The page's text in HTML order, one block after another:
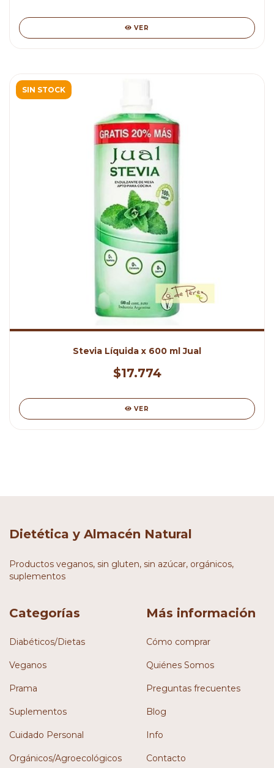
VER
SIN STOCK
Stevia Líquida x 600 ml Jual
$17.774
VER
Dietética y Almacén Natural
Productos veganos, sin gluten, sin azúcar, orgánicos,
suplementos
Categorías
Diabéticos/Dietas
Veganos
Prama
Suplementos
Cuidado Personal
Orgánicos/Agroecológicos
Más información
Cómo comprar
Quiénes Somos
Preguntas frecuentes
Blog
Info
Contacto